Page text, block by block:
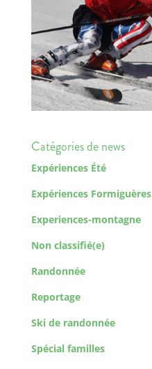
Catégories de news
Expériences Été
Expériences Formiguères
Experiences-montagne
Non classifié(e)
Randonnée
Reportage
Ski de randonnée
Spécial familles